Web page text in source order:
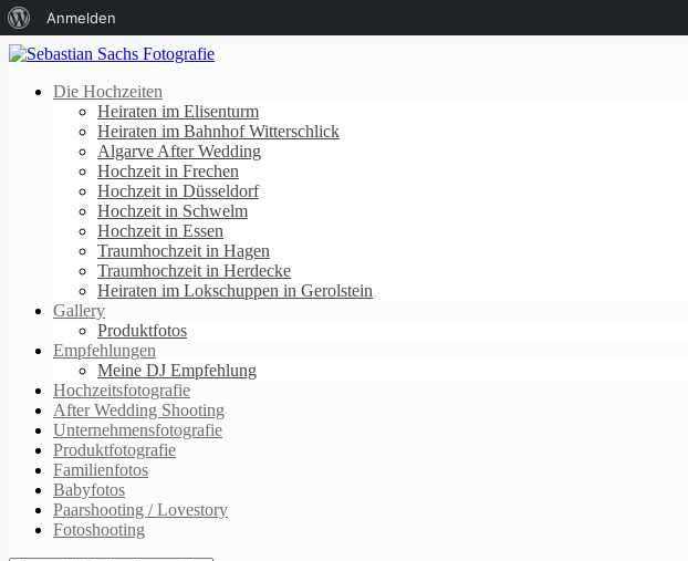
Die Hochzeiten
Heiraten im Elisenturm
Heiraten im Bahnhof Witterschlick
Algarve After Wedding
Hochzeit in Frechen
Hochzeit in Düsseldorf
Hochzeit in Schwelm
Hochzeit in Essen
Traumhochzeit in Hagen
Traumhochzeit in Herdecke
Heiraten im Lokschuppen in Gerolstein
Gallery
Produktfotos
Empfehlungen
Meine DJ Empfehlung
Hochzeitsfotografie
After Wedding Shooting
Unternehmensfotografie
Produktfotografie
Familienfotos
Babyfotos
Paarshooting / Lovestory
Fotoshooting
Über
WordPress
Anmelden